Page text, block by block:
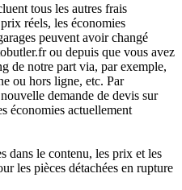
tous les autres frais
réels, les économies
peuvent avoir changé
ou depuis que vous avez
de notre part via, par exemple,
ou hors ligne, etc. Par
demande de devis sur
économies actuellement
dans le contenu, les prix et les
les pièces détachées en rupture